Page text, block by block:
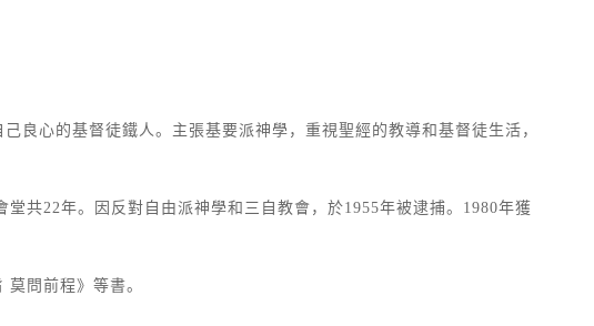
良心的基督徒鐵人。主張基要派神學，重視聖經的教導和基督徒生活，
共22年。因反對自由派神學和三自教會，於1955年被逮捕。1980年獲
問前程》等書。